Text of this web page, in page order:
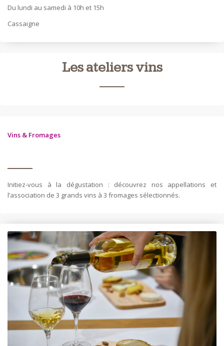
Du lundi au samedi à 10h et 15h
Cassaigne
Les ateliers vins
Vins & Fromages
Initiez-vous à la dégustation : découvrez nos appellations et
l’association de 3 grands vins à 3 fromages sélectionnés.